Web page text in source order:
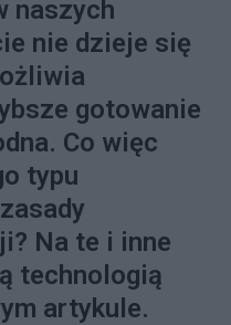
naszych
nie dzieje się
gotowanie
Co więc
typu
Na te i inne
technologią
artykule.